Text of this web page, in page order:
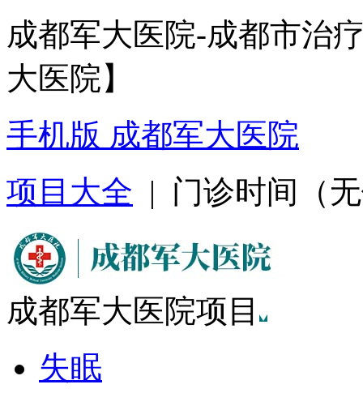
成都军大医院-成都市治
大医院】
手机版 成都军大医院
项目大全 | 门诊时间（
成都军大医院项目
失眠